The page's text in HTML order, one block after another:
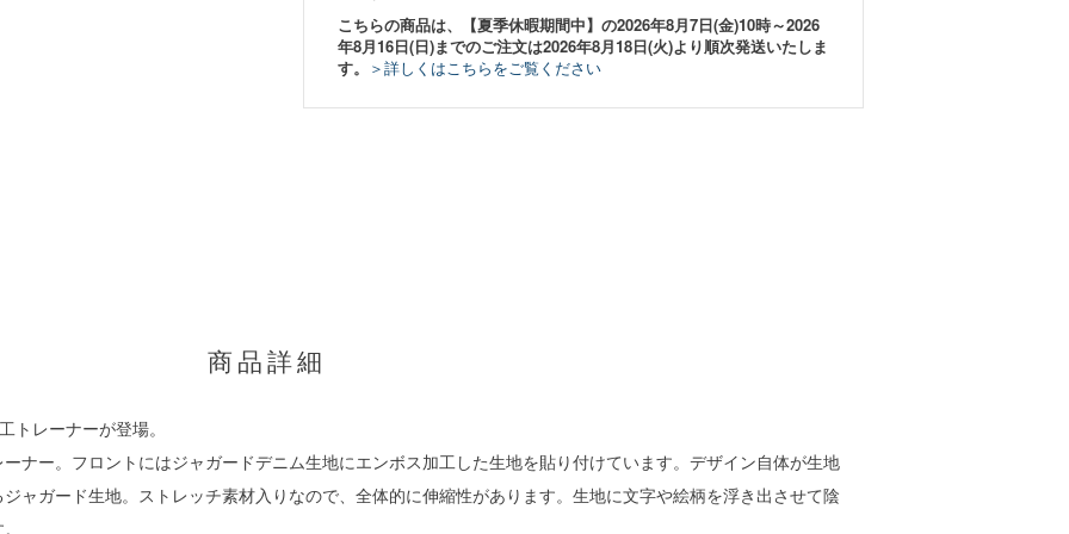
こちらの商品は、【夏季休暇期間中】の2026年8月7日(金)10時～2026
年8月16日(日)までのご注文は2026年8月18日(火)より順次発送いたしま
す。 ＞詳しくはこちらをご覧ください
商品詳細
レーナーが登場。
ナー。フロントにはジャガードデニム生地にエンボス加工した生地を貼り付けています。デザイン自体が生地
ャガード生地。ストレッチ素材入りなので、全体的に伸縮性があります。生地に文字や絵柄を浮き出させて陰